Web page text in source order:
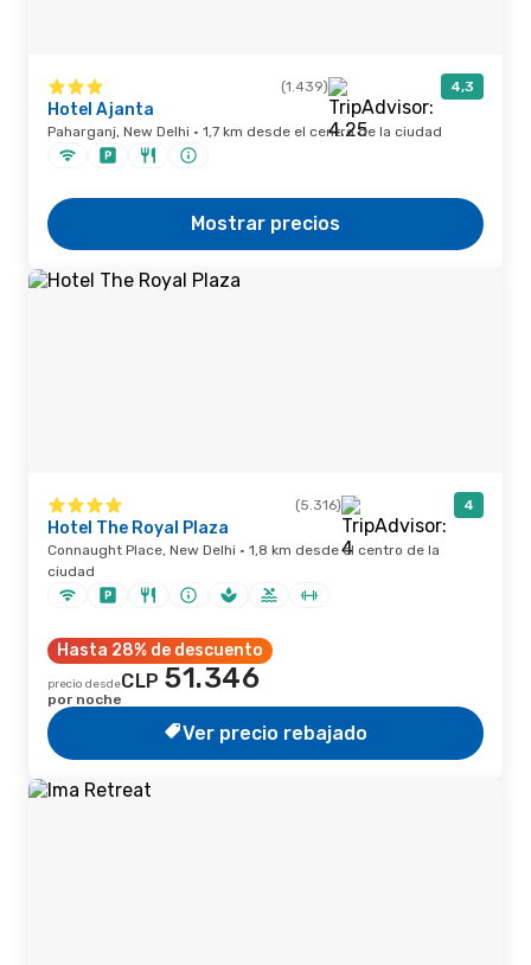
(1.439) 4,3
Hotel Ajanta
Paharganj, New Delhi · 1,7 km desde el centro de la ciudad
Mostrar precios
(5.316) 4
Hotel The Royal Plaza
Connaught Place, New Delhi · 1,8 km desde el centro de la
ciudad
Hasta 28% de descuento
precio desdeCLP 51.346
por noche
Ver precio rebajado